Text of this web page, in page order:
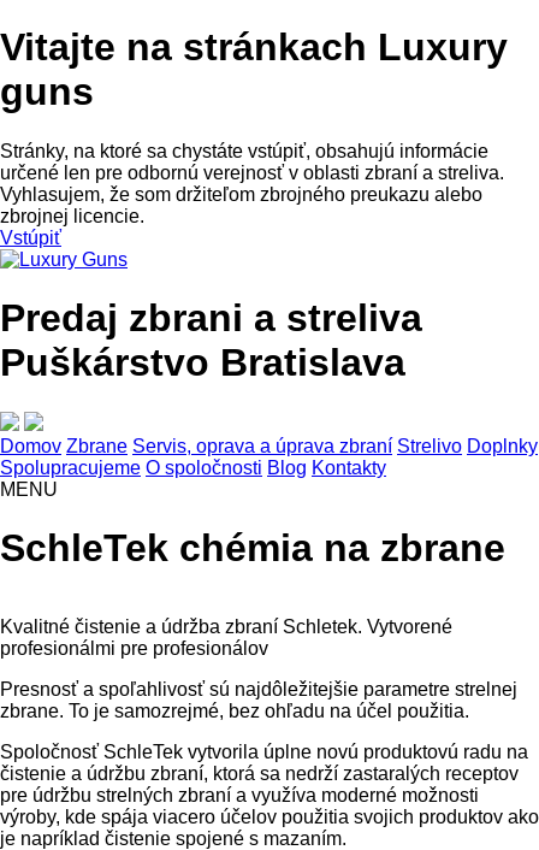
Vitajte na stránkach Luxury
guns
Stránky, na ktoré sa chystáte vstúpiť, obsahujú informácie
určené len pre odbornú verejnosť v oblasti zbraní a streliva.
Vyhlasujem, že som držiteľom zbrojného preukazu alebo
zbrojnej licencie.
Vstúpiť
Predaj zbrani a streliva
Puškárstvo Bratislava
Domov Zbrane Servis, oprava a úprava zbraní Strelivo Doplnky
Spolupracujeme O spoločnosti Blog Kontakty
MENU
SchleTek chémia na zbrane
Kvalitné čistenie a údržba zbraní Schletek. Vytvorené
profesionálmi pre profesionálov
Presnosť a spoľahlivosť sú najdôležitejšie parametre strelnej
zbrane. To je samozrejmé, bez ohľadu na účel použitia.
Spoločnosť SchleTek vytvorila úplne novú produktovú radu na
čistenie a údržbu zbraní, ktorá sa nedrží zastaralých receptov
pre údržbu strelných zbraní a využíva moderné možnosti
výroby, kde spája viacero účelov použitia svojich produktov ako
je napríklad čistenie spojené s mazaním.